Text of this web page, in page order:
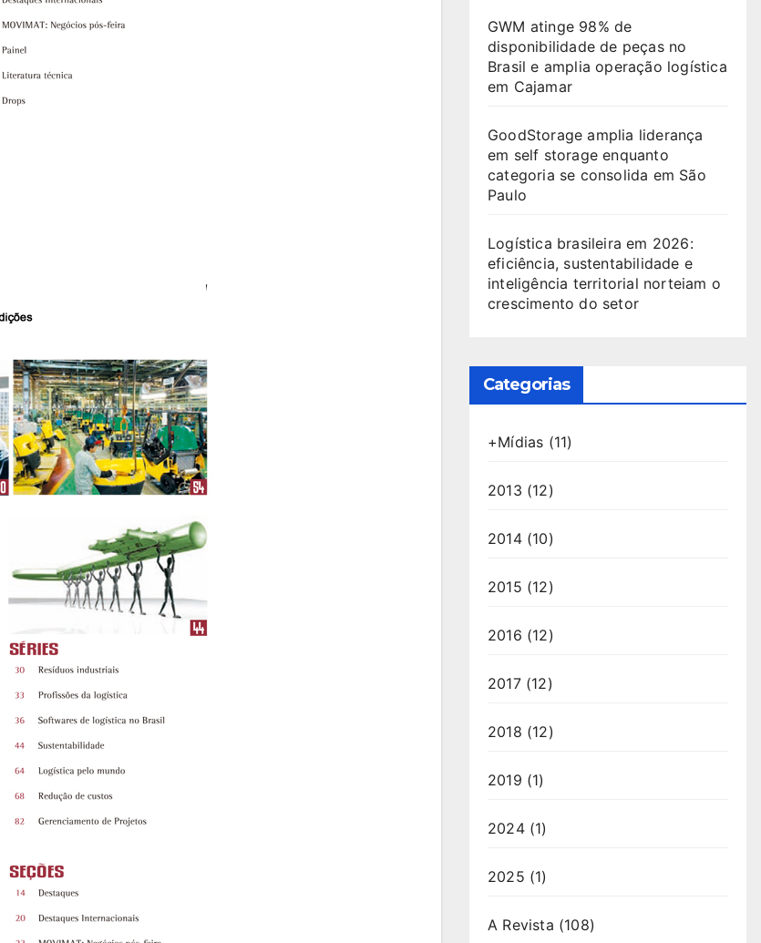
GWM atinge 98% de
disponibilidade de peças no
Brasil e amplia operação logística
em Cajamar
GoodStorage amplia liderança
em self storage enquanto
categoria se consolida em São
Paulo
Logística brasileira em 2026:
eficiência, sustentabilidade e
inteligência territorial norteiam o
crescimento do setor
Categorias
+Mídias (11)
2013 (12)
2014(10)
2015 (12)
2016 (12)
2017(12)
2018 (12)
2019 (1)
2024(1)
2025 (1)
A Revista (108)